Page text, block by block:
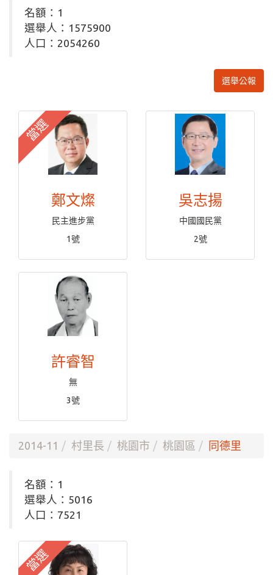
名額：1
選舉人：1575900
人口：2054260
選舉公報
當選
鄭文燦
民主進步黨
1號
吳志揚
中國國民黨
2號
許睿智
無
3號
2014-11 村里長 桃園市 桃園區 同德里
名額：1
選舉人：5016
人口：7521
當選